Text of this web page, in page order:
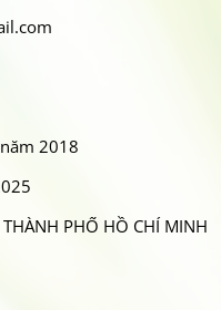
2018
PHỐ HỒ CHÍ MINH